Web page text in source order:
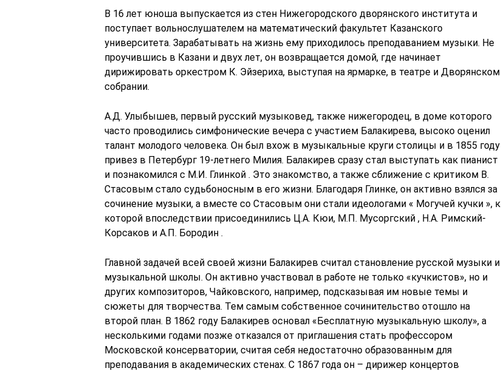
В 16 лет юноша выпускается из стен Нижегородского дворянского института и
поступает вольнослушателем на математический факультет Казанского
университета. Зарабатывать на жизнь ему приходилось преподаванием музыки. Не
проучившись в Казани и двух лет, он возвращается домой, где начинает
дирижировать оркестром К. Эйзериха, выступая на ярмарке, в театре и Дворянском
собрании.
А.Д. Улыбышев, первый русский музыковед, также нижегородец, в доме которого
часто проводились симфонические вечера с участием Балакирева, высоко оценил
талант молодого человека. Он был вхож в музыкальные круги столицы и в 1855 году
привез в Петербург 19-летнего Милия. Балакирев сразу стал выступать как пианист
и познакомился с М.И. Глинкой . Это знакомство, а также сближение с критиком В.
Стасовым стало судьбоносным в его жизни. Благодаря Глинке, он активно взялся за
сочинение музыки, а вместе со Стасовым они стали идеологами « Могучей кучки », к
которой впоследствии присоединились Ц.А. Кюи, М.П. Мусоргский , Н.А. Римский-
Корсаков и А.П. Бородин .
Главной задачей всей своей жизни Балакирев считал становление русской музыки и
музыкальной школы. Он активно участвовал в работе не только «кучкистов», но и
других композиторов, Чайковского, например, подсказывая им новые темы и
сюжеты для творчества. Тем самым собственное сочинительство отошло на
второй план. В 1862 году Балакирев основал «Бесплатную музыкальную школу», а
несколькими годами позже отказался от приглашения стать профессором
Московской консерватории, считая себя недостаточно образованным для
преподавания в академических стенах. С 1867 года он – дирижер концертов